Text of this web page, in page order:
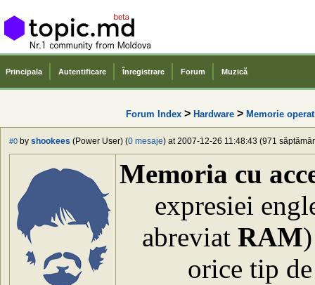
Principala Autentificare Înregistrare Forum Muzică
Forum Index> Hardware> Memorie
#0 by shookees (Power User) (0 mesaje) at 2007-12-26 11:48:43 (971
Memoria cu
expresiei
abreviat RAM
orice tip